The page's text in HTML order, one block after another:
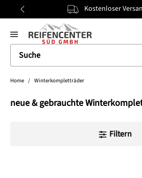
springen Kostenloser
general.prev
Home / Winterkompletträder
neue & gebrauchte
Filtern